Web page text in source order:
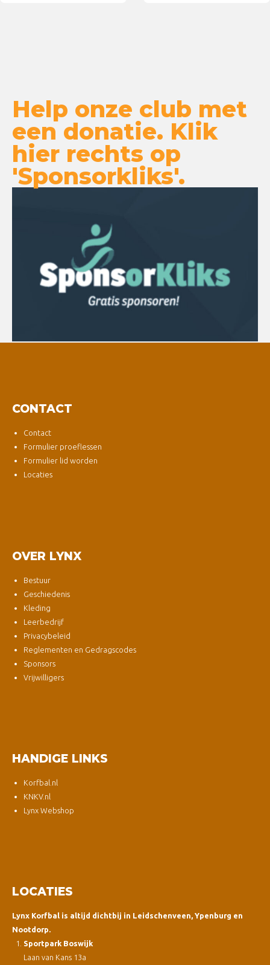
Help onze club met
een donatie. Klik
hier rechts op
'Sponsorkliks'.
CONTACT
Contact
Formulier proeflessen
Formulier lid worden
Locaties
OVER LYNX
Bestuur
Geschiedenis
Kleding
Leerbedrijf
Privacybeleid
Reglementen en Gedragscodes
Sponsors
Vrijwilligers
HANDIGE LINKS
Korfbal.nl
KNKV.nl
Lynx Webshop
LOCATIES
Lynx Korfbal is altijd dichtbij in Leidschenveen, Ypenburg en
Nootdorp.
Sportpark Boswijk
Laan van Kans 13a